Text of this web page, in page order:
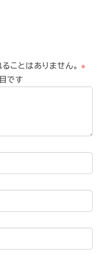
ことはありません。 ※
です